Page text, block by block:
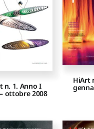
n. 1. Anno I
ottobre 2008
HiArt